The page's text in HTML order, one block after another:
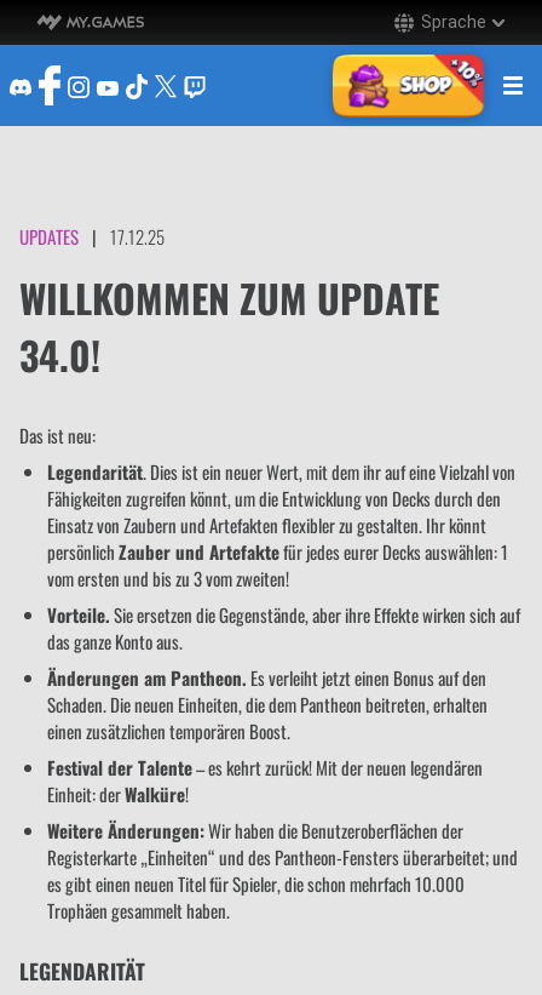
Sprache
UPDATES | 17.12.25
WILLKOMMEN ZUM UPDATE
34.0!
Das ist neu:
Legendarität. Dies ist ein neuer Wert, mit dem ihr auf eine Vielzahl von
Fähigkeiten zugreifen könnt, um die Entwicklung von Decks durch den
Einsatz von Zaubern und Artefakten flexibler zu gestalten. Ihr könnt
persönlichZauber und Artefaktefür jedes eurer Decks auswählen: 1
vom ersten und bis zu 3 vom zweiten!
Vorteile.Sie ersetzen die Gegenstände, aber ihre Effekte wirken sich auf
das ganze Konto aus.
Änderungen am Pantheon. Es verleiht jetzt einen Bonus auf den
Schaden. Die neuen Einheiten, die dem Pantheon beitreten, erhalten
einen zusätzlichen temporären Boost.
Festival der Talente– es kehrt zurück! Mit der neuen legendären
Einheit: derWalküre!
Weitere Änderungen:Wir haben die Benutzeroberflächen der
Registerkarte „Einheiten“ und des Pantheon-Fensters überarbeitet; und
es gibt einen neuen Titel für Spieler, die schon mehrfach 10.000
Trophäen gesammelt haben.
LEGENDARITÄT